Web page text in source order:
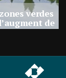
verdes
de